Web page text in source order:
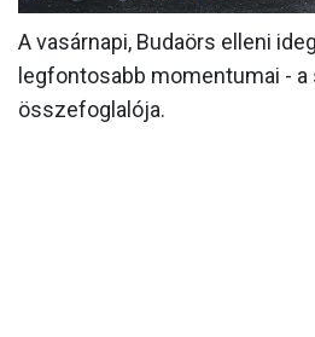
SZURKOLÓI
A vasárnapi, Budaörs elleni
legfontosabb momentumai -
összefoglalója.